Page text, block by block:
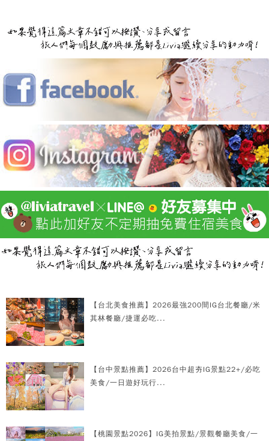
【台北美食推薦】2026最強200間IG台北餐廳/米
其林餐廳/捷運必吃...
【台中景點推薦】2026台中超夯IG景點22+/必吃
美食/一日遊好玩行...
【桃園景點2026】IG美拍景點/景觀餐廳美食/一